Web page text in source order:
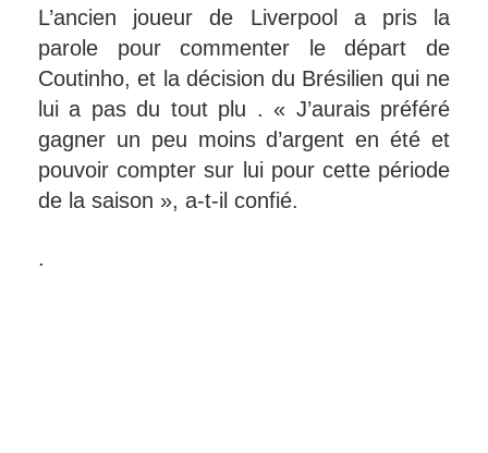
L’ancien joueur de Liverpool a pris la
parole pour commenter le départ de
Coutinho, et la décision du Brésilien qui ne
lui a pas du tout plu . « J’aurais préféré
gagner un peu moins d’argent en été et
pouvoir compter sur lui pour cette période
de la saison », a-t-il confié.
.